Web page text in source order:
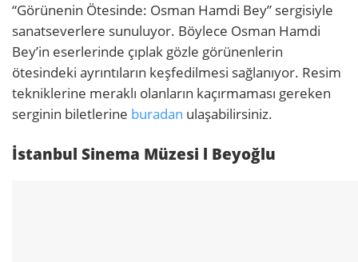
“Görünenin Ötesinde: Osman Hamdi Bey” sergisiyle
sanatseverlere sunuluyor. Böylece Osman Hamdi
Bey’in eserlerinde çıplak gözle görünenlerin
ötesindeki ayrıntıların keşfedilmesi sağlanıyor. Resim
tekniklerine meraklı olanların kaçırmaması gereken
serginin biletlerine buradan ulaşabilirsiniz.
İstanbul Sinema Müzesi l Beyoğlu